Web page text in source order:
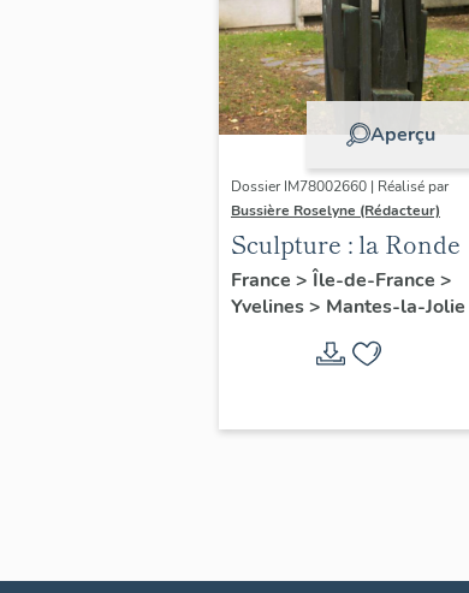
Aperçu
Dossier IM78002660 | Réalisé par
Bussière Roselyne (Rédacteur)
Sculpture : la Ronde
France > Île-de-France >
Yvelines> Mantes-la-Jolie